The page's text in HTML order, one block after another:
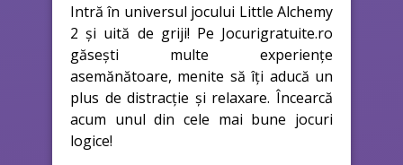
Intră în universul jocului Little Alchemy
2 și uită de griji! Pe Jocurigratuite.ro
găsești multe experiențe
asemănătoare, menite să îți aducă un
plus de distracție și relaxare. Încearcă
acum unul din cele mai bune jocuri
logice!